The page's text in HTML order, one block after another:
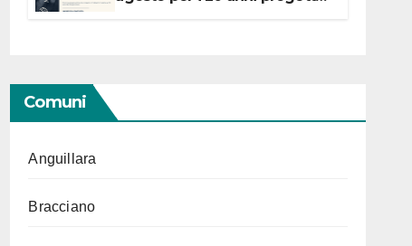
Comuni
Anguillara
Bracciano